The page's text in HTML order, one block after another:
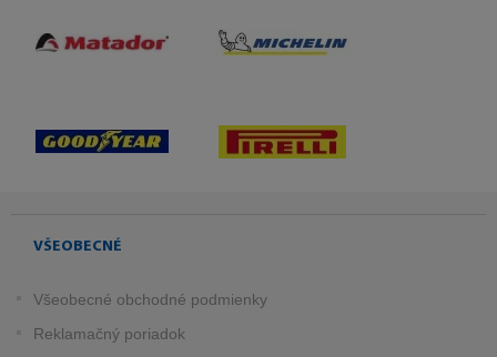
VŠEOBECNÉ
Všeobecné obchodné podmienky
Reklamačný poriadok